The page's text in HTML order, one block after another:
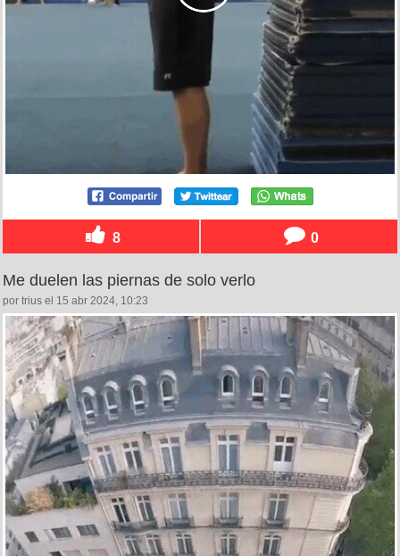
8 0
Me duelen las piernas de solo verlo
por trius el 15 abr 2024, 10:23